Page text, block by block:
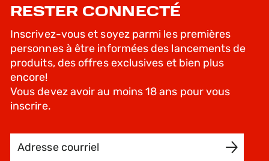
RESTER CONNECTÉ
Inscrivez-vous et soyez parmi les premières
personnes à être informées des lancements de
produits, des offres exclusives et bien plus
encore!
Vous devez avoir au moins 18 ans pour vous
inscrire.